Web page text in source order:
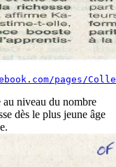
pages/
niveau du nombre
dès le plus jeune âge